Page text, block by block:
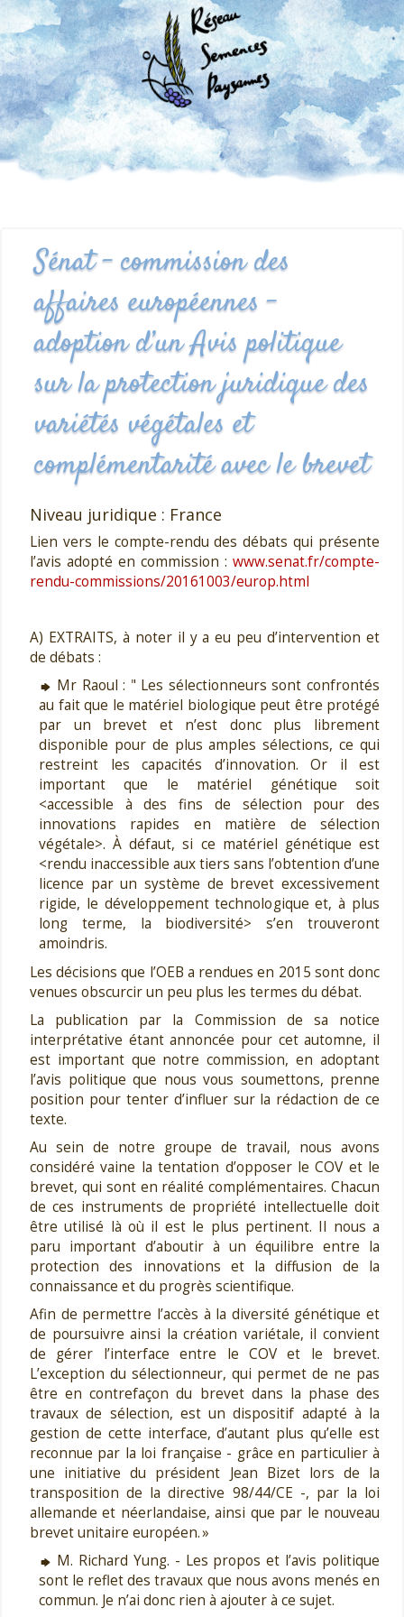
Sénat - commission des
affaires européennes -
adoption d’un Avis politique
sur la protection juridique des
variétés végétales et
complémentarité avec le brevet
Niveau juridique : France
Lien vers le compte-rendu des débats qui présente
l’avis adopté en commission : www.senat.fr/compte-
rendu-commissions/20161003/europ.html
A) EXTRAITS, à noter il y a eu peu d’intervention et
de débats :
Mr Raoul : " Les sélectionneurs sont confrontés
au fait que le matériel biologique peut être protégé
par un brevet et n’est donc plus librement
disponible pour de plus amples sélections, ce qui
restreint les capacités d’innovation. Or il est
important que le matériel génétique soit
<accessible à des fins de sélection pour des
innovations rapides en matière de sélection
végétale>. À défaut, si ce matériel génétique est
<rendu inaccessible aux tiers sans l’obtention d’une
licence par un système de brevet excessivement
rigide, le développement technologique et, à plus
long terme, la biodiversité> s’en trouveront
amoindris.
Les décisions que l’OEB a rendues en 2015 sont donc
venues obscurcir un peu plus les termes du débat.
La publication par la Commission de sa notice
interprétative étant annoncée pour cet automne, il
est important que notre commission, en adoptant
l’avis politique que nous vous soumettons, prenne
position pour tenter d’influer sur la rédaction de ce
texte.
Au sein de notre groupe de travail, nous avons
considéré vaine la tentation d’opposer le COV et le
brevet, qui sont en réalité complémentaires. Chacun
de ces instruments de propriété intellectuelle doit
être utilisé là où il est le plus pertinent. Il nous a
paru important d’aboutir à un équilibre entre la
protection des innovations et la diffusion de la
connaissance et du progrès scientifique.
Afin de permettre l’accès à la diversité génétique et
de poursuivre ainsi la création variétale, il convient
de gérer l’interface entre le COV et le brevet.
L’exception du sélectionneur, qui permet de ne pas
être en contrefaçon du brevet dans la phase des
travaux de sélection, est un dispositif adapté à la
gestion de cette interface, d’autant plus qu’elle est
reconnue par la loi française - grâce en particulier à
une initiative du président Jean Bizet lors de la
transposition de la directive 98/44/CE -, par la loi
allemande et néerlandaise, ainsi que par le nouveau
brevet unitaire européen. »
M. Richard Yung. - Les propos et l’avis politique
sont le reflet des travaux que nous avons menés en
commun. Je n’ai donc rien à ajouter à ce sujet.